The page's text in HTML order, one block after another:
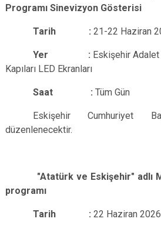
Programı Sinevizyon Gösterisi
Tarih : 21-22 Haziran
Yer : Eskişehir Adalet
Kapıları LED Ekranları
Saat : Tüm Gün
Eskişehir Cumhuriyet
düzenlenecektir.
"Atatürk ve Eskişehir" adlı
programı
Tarih :22 Haziran